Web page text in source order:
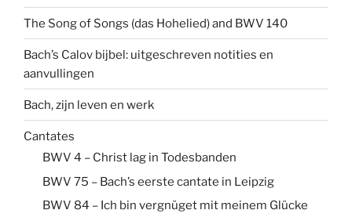
The Song of Songs (das Hohelied) and BWV 140
Bach’s Calov bijbel: uitgeschreven notities en
aanvullingen
Bach, zijn leven en werk
Cantates
BWV 4 – Christ lag in Todesbanden
BWV 75 – Bach’s eerste cantate in Leipzig
BWV 84 – Ich bin vergnüget mit meinem Glücke